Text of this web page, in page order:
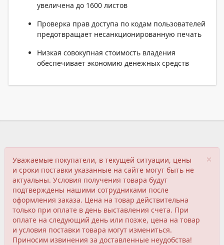
увеличена до 1600 листов
Проверка прав доступа по кодам пользователей
предотвращает несанкционированную печать
Низкая совокупная стоимость владения
обеспечивает экономию денежных средств
×
Уважаемые покупатели, в текущей ситуации, цены
и сроки поставки указанные на сайте могут быть не
актуальны. Условия получения товара будут
подтверждены нашими сотрудниками после
оформления заказа. Цена на товар действительна
только при оплате в день выставления счета. При
оплате на следующий день или позже, цена на товар
и условия поставки товара могут измениться.
Приносим извинения за доставленные неудобства!